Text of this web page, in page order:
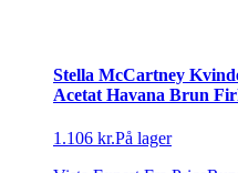
Stella McCartney
Acetat Havana Brun
1.106 kr.På lager